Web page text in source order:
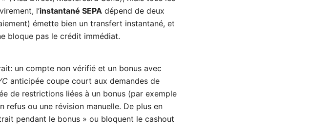
l’instantané SEPA dépend de deux
émette bien un transfert instantané, et
bloque pas le crédit immédiat.
un compte non vérifié et un bonus avec
anticipée coupe court aux demandes de
de restrictions liées à un bonus (par exemple
ou une révision manuelle. De plus en
pendant le bonus » ou bloquent le cashout